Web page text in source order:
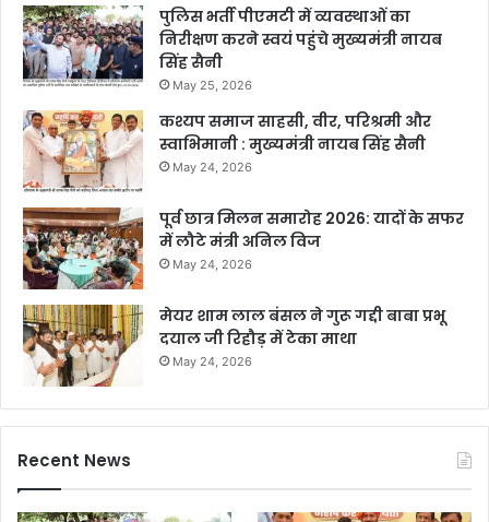
पुलिस भर्ती पीएमटी में व्यवस्थाओं का
निरीक्षण करने स्वयं पहुंचे मुख्यमंत्री नायब
सिंह सैनी
May 25, 2026
कश्यप समाज साहसी, वीर, परिश्रमी और
स्वाभिमानी : मुख्यमंत्री नायब सिंह सैनी
May 24, 2026
पूर्व छात्र मिलन समारोह 2026: यादों के सफर
में लौटे मंत्री अनिल विज
May 24, 2026
मेयर शाम लाल बंसल ने गुरू गद्दी बाबा प्रभू
दयाल जी रिहौड़ में टेका माथा
May 24, 2026
Recent News